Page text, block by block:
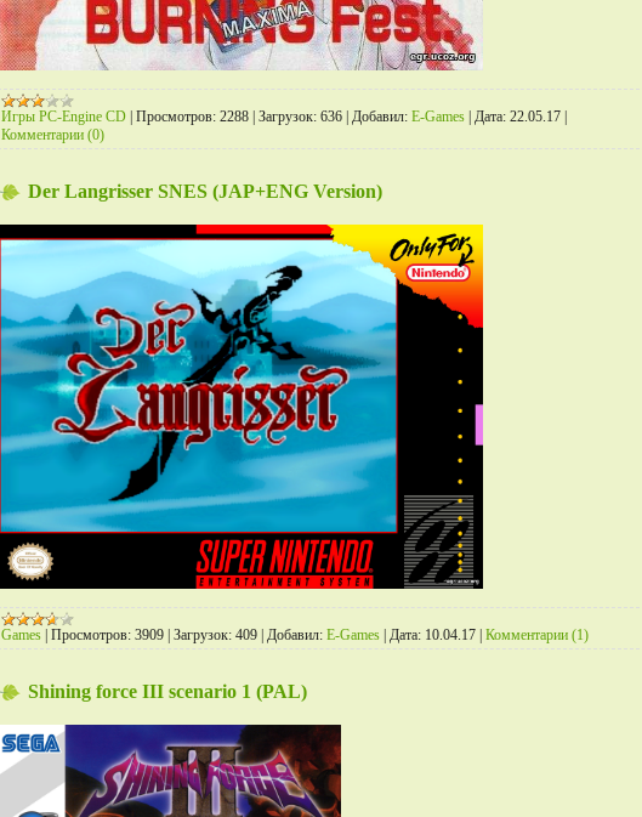
Игры PC-Engine CD Просмотров: 2288 Загрузок: 636 Добавил: E-Games Дата: 22.05.17
Комментарии (0)
Der Langrisser SNES (JAP+ENG Version)
Games Просмотров: 3909 Загрузок: 409 Добавил: E-Games Дата: 10.04.17 Комментарии (1)
Shining force III scenario 1 (PAL)